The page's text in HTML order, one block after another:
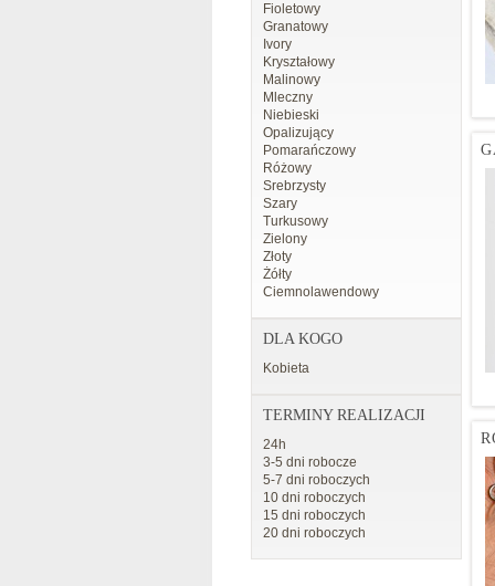
Fioletowy
Granatowy
Ivory
Kryształowy
Malinowy
Mleczny
Niebieski
Opalizujący
Pomarańczowy
Różowy
Srebrzysty
Szary
Turkusowy
Zielony
Złoty
Żółty
Ciemnolawendowy
DLA KOGO
Kobieta
TERMINY REALIZACJI
24h
3-5 dni robocze
5-7 dni roboczych
10 dni roboczych
15 dni roboczych
20 dni roboczych